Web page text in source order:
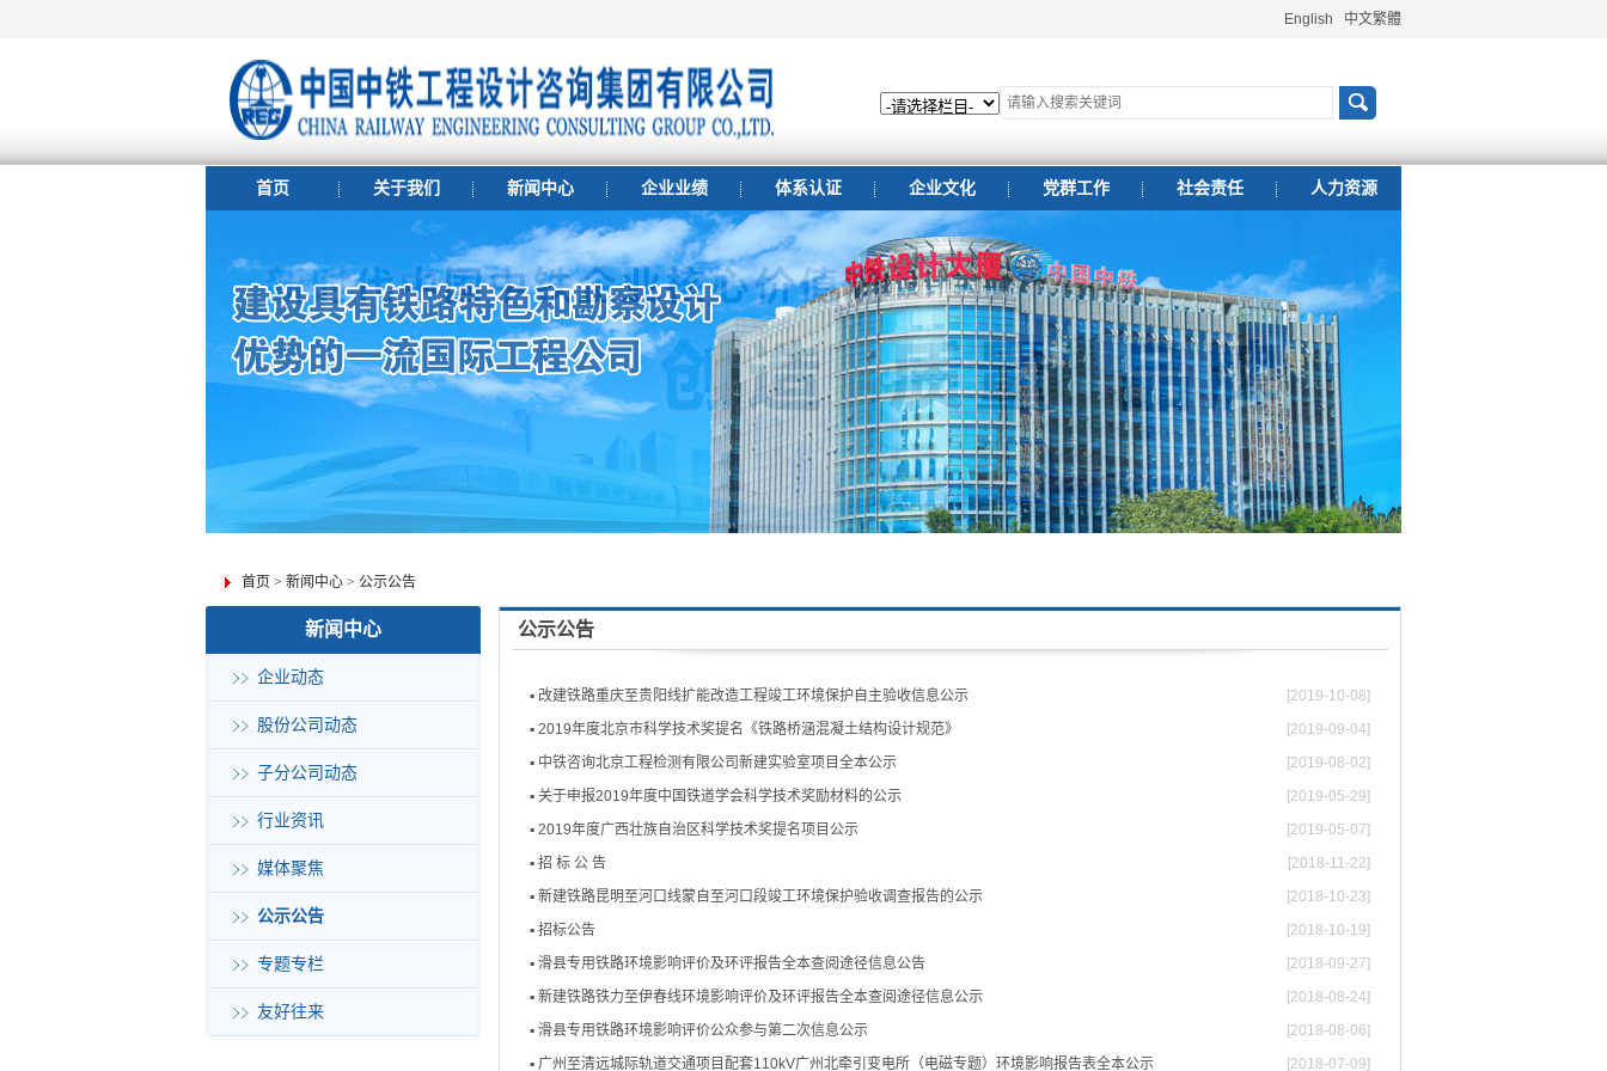
English 中文繁體
首页 关于我们 新闻中心 企业业绩 体系认证 企业文化 党群工作 社会责任 人力资源
首页 > 新闻中心 > 公示公告
新闻中心
企业动态
股份公司动态
子分公司动态
行业资讯
媒体聚焦
公示公告
专题专栏
友好往来
公示公告
[2019-10-08]
▪ 改建铁路重庆至贵阳线扩能改造工程竣工环境保护自主验收信息公示
[2019-09-04]
▪ 2019年度北京市科学技术奖提名《铁路桥涵混凝土结构设计规范》
[2019-08-02]
▪ 中铁咨询北京工程检测有限公司新建实验室项目全本公示
[2019-05-29]
▪ 关于申报2019年度中国铁道学会科学技术奖励材料的公示
[2019-05-07]
▪ 2019年度广西壮族自治区科学技术奖提名项目公示
[2018-11-22]
▪ 招 标 公 告
[2018-10-23]
▪ 新建铁路昆明至河口线蒙自至河口段竣工环境保护验收调查报告的公示
[2018-10-19]
▪ 招标公告
[2018-09-27]
▪ 滑县专用铁路环境影响评价及环评报告全本查阅途径信息公告
[2018-08-24]
▪ 新建铁路铁力至伊春线环境影响评价及环评报告全本查阅途径信息公示
[2018-08-06]
▪ 滑县专用铁路环境影响评价公众参与第二次信息公示
[2018-07-09]
▪ 广州至清远城际轨道交通项目配套110kV广州北牵引变电所（电磁专题）环境影响报告表全本公示